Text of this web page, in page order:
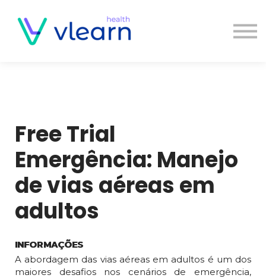
Contato
Cursos
Entrar
Free Trial
Emergência: Manejo
de vias aéreas em
adultos
INFORMAÇÕES
A abordagem das vias aéreas em adultos é um dos
maiores desafios nos cenários de emergência,